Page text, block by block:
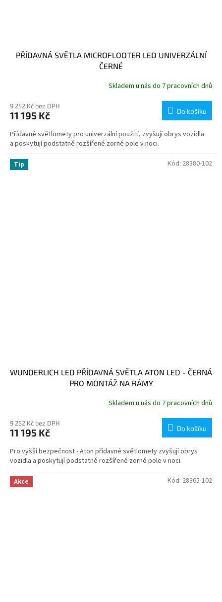
PŘÍDAVNÁ SVĚTLA MICROFLOOTER LED UNIVERZÁLNÍ
ČERNÉ
Skladem u nás do 7 pracovních dnů
9 252 Kč bez DPH
11 195 Kč Do košíku
Přídavné světlomety pro univerzální použití, zvyšují obrys vozidla
a poskytují podstatně rozšířené zorné pole v noci.
Tip
WUNDERLICH LED PŘÍDAVNÁ SVĚTLA ATON LED - ČERNÁ
PRO MONTÁŽ NA RÁMY
Skladem u nás do 7 pracovních dnů
9 252 Kč bez DPH
11 195 Kč Do košíku
Pro vyšší bezpečnost - Aton přídavné světlomety zvyšují obrys
vozidla a poskytují podstatně rozšířené zorné pole v noci.
Kód: 28380-102
Akce Kód: 28365-102